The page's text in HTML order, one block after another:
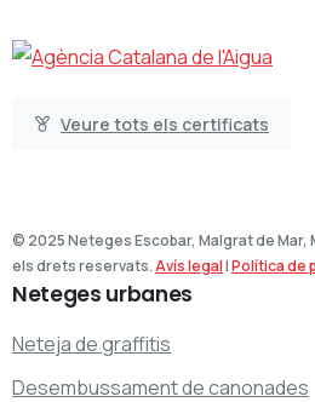
Veure tots els certificats
© 2025 Neteges Escobar, Malgrat de
els drets reservats.Avís legal|Política de
Neteges urbanes
Neteja de graffitis
Desembussament de canonades